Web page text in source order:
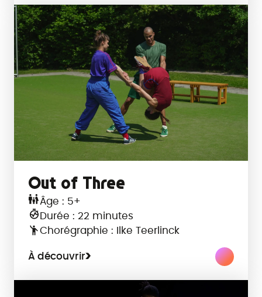
Out of Three
Âge : 5+
Durée : 22 minutes
Chorégraphie : Ilke Teerlinck
À découvrir